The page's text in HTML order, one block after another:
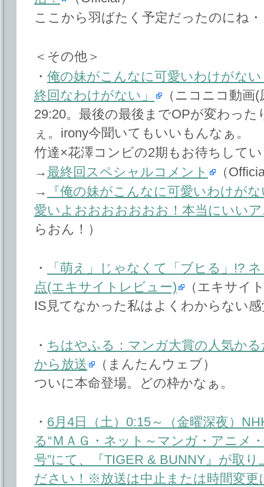
ここから羽ばたく予定だったのにね
＜その他＞
・ 俺の妹がこんなに可愛いわけがな
終回なわけがない」
（ニコニコ動画
29:20。最後の最後までOPが変わっ
ぇ。irony今聞いてもいいもんなぁ。
竹達×花澤コンビの2期もお待ちして
→最終回スペシャルコメント
（
→
『俺の妹がこんなに可愛いわけが
愛いよおおおおおおお！本当にいい
らおん！）
・
「萌え」じゃなくて「ブヒる」!?
点(エキサイトレビュー)
（エキサイ
IS見てなかった私はよくわからない
・ ちはやふる：マンガ大賞の人気か
から放送
（まんたんウェブ）
ついに本命登場。どの枠かなぁ。
・ 6月4日（土）0:15～（金曜深夜）
る“ＭＡＧ・ネット～マンガ・アニメ
号”にて、『TIGER & BUNNY』が取
ださい！※放送は中止または時間変更